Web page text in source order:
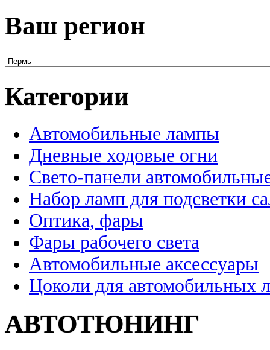
Ваш регион
Категории
Автомобильные лампы
Дневные ходовые огни
Свето-панели
Набор ламп для подсветки
Оптика, фары
Фары рабочего света
Автомобильные аксессуары
Цоколи для автомобильных
АВТОТЮНИНГ